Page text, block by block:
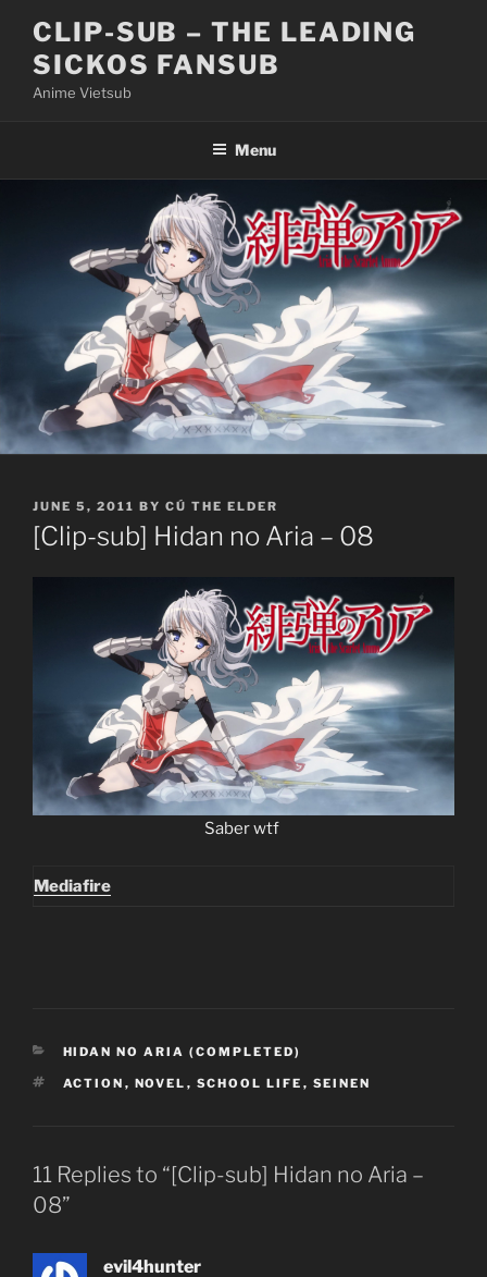
content
CLIP-SUB – THE LEADING
SICKOS FANSUB
Anime Vietsub
Menu
POSTED
ON
JUNE 5, 2011 BY CÚ THE ELDER
[Clip-sub] Hidan no Aria – 08
Saber wt f
Mediafire
CATEGORIES
HIDAN NO ARIA (COMPLETED)
TAGS
ACTION , NOVEL , SCHOOL LIFE , SEINEN
11 Replies to “[Clip-sub] Hidan no Aria –
08”
evil4hunter